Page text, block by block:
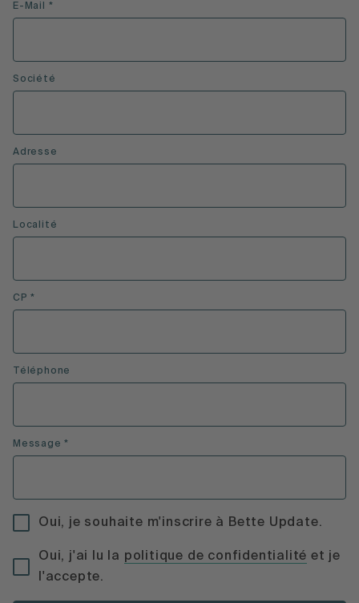
E-Mail *
Société
Adresse
Localité
CP *
Téléphone
Message *
Oui, je souhaite m'inscrire à Bette Update.
Oui, j'ai lu la politique de confidentialité et je
l'accepte.